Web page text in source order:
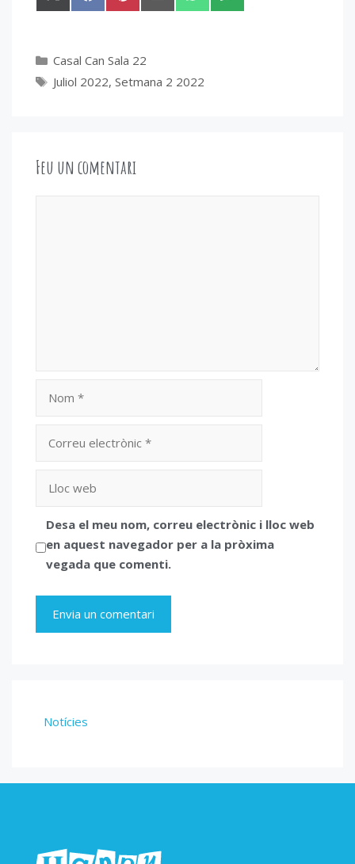
on on on on on on
Categories
Casal Can Sala 22
Etiquetes
Juliol 2022, Setmana 2 2022
Feu un comentari
electrònic
web
Desa el meu nom, correu electrònic i lloc web
en aquest navegador per a la pròxima
vegada que comenti.
Notícies